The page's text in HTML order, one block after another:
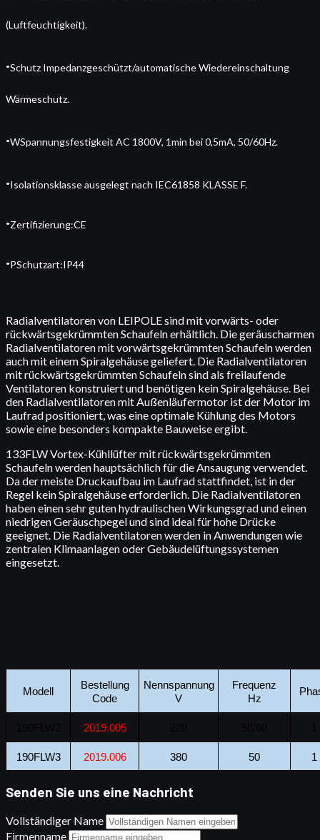
(Luftfeuchtigkeit).
·Schutz Impedanzgeschützt/automatische Wiedereinschaltung
Wärmeschutz.
·WSpannungsfestigkeit AC 1800V, 1min bei 0,5mA, 50/60Hz.
·Isolationsklasse ausgelegt nach IEC61858 KLASSE F.
·Zertifizierung:CE
·PSchutzart:IP44
Radialventilatoren von LEIPOLE sind mit vorwärts- oder
rückwärtsgekrümmten Schaufeln erhältlich. Die geräuscharmen
Radialventilatoren mit vorwärtsgekrümmten Schaufeln werden
auch mit einem Spiralgehäuse geliefert. Die Radialventilatoren
mit rückwärtsgekrümmten Schaufeln sind als freilaufende
Ventilatoren konstruiert und benötigen kein Spiralgehäuse. Bei
den Radialventilatoren mit Außenläufermotor ist der Motor im
Laufrad positioniert, was eine optimale Kühlung des Motors
sowie eine besonders kompakte Bauweise ergibt.
133FLW Vortex-Kühllüfter mit rückwärtsgekrümmten
Schaufeln werden hauptsächlich für die Ansaugung verwendet.
Da der meiste Druckaufbau im Laufrad stattfindet, ist in der
Regel kein Spiralgehäuse erforderlich. Die Radialventilatoren
haben einen sehr guten hydraulischen Wirkungsgrad und einen
niedrigen Geräuschpegel und sind ideal für hohe Drücke
geeignet. Die Radialventilatoren werden in Anwendungen wie
zentralen Klimaanlagen oder Gebäudelüftungssystemen
eingesetzt.
Modell
Bestellung
Code
Nennspannung
V
Frequenz
Hz
2019.005
190FLW3 2019.006 380 50 1
Senden Sie uns eine Nachricht
Vollständiger Name
Firmenname